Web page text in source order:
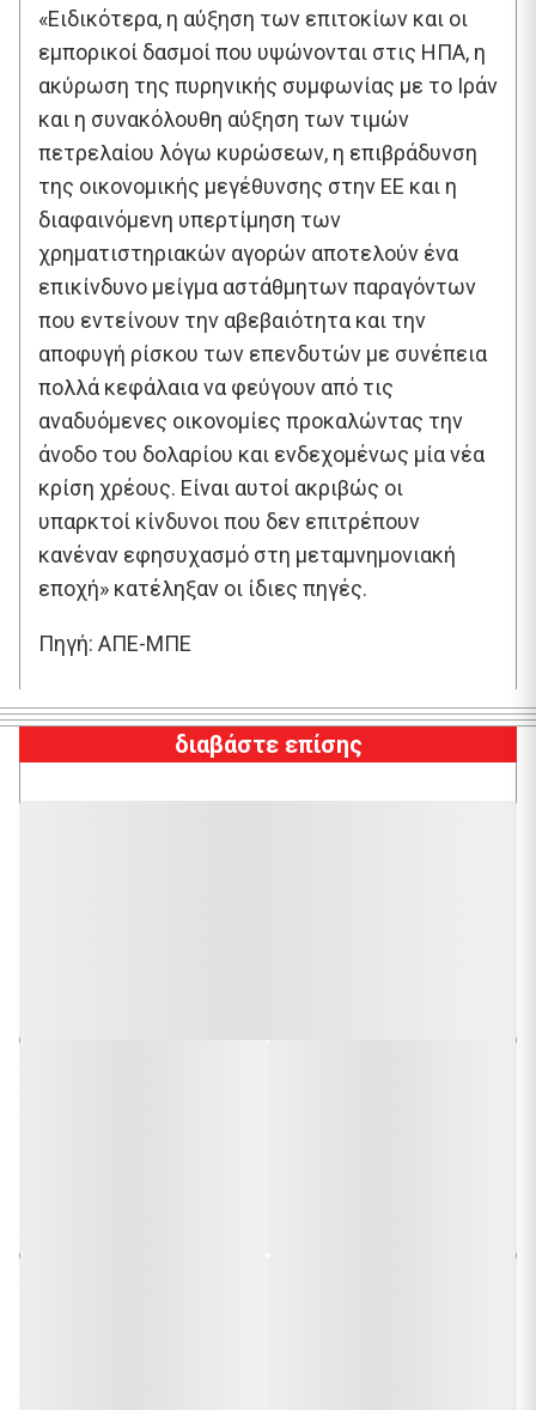
«Ειδικότερα, η αύξηση των επιτοκίων και οι
εμπορικοί δασμοί που υψώνονται στις ΗΠΑ, η
ακύρωση της πυρηνικής συμφωνίας με το Ιράν
και η συνακόλουθη αύξηση των τιμών
πετρελαίου λόγω κυρώσεων, η επιβράδυνση
της οικονομικής μεγέθυνσης στην ΕΕ και η
διαφαινόμενη υπερτίμηση των
χρηματιστηριακών αγορών αποτελούν ένα
επικίνδυνο μείγμα αστάθμητων παραγόντων
που εντείνουν την αβεβαιότητα και την
αποφυγή ρίσκου των επενδυτών με συνέπεια
πολλά κεφάλαια να φεύγουν από τις
αναδυόμενες οικονομίες προκαλώντας την
άνοδο του δολαρίου και ενδεχομένως μία νέα
κρίση χρέους. Είναι αυτοί ακριβώς οι
υπαρκτοί κίνδυνοι που δεν επιτρέπουν
κανέναν εφησυχασμό στη μεταμνημονιακή
εποχή» κατέληξαν οι ίδιες πηγές.
Πηγή: ΑΠΕ-ΜΠΕ
διαβάστε επίσης